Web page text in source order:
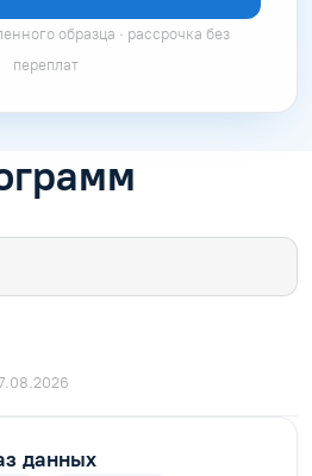
образца · рассрочка без
переплат
данных